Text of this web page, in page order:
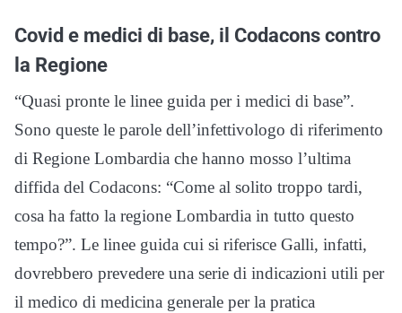
Covid e medici di base, il Codacons contro
la Regione
“Quasi pronte le linee guida per i medici di base”.
Sono queste le parole dell’infettivologo di riferimento
di Regione Lombardia che hanno mosso l’ultima
diffida del Codacons: “Come al solito troppo tardi,
cosa ha fatto la regione Lombardia in tutto questo
tempo?”. Le linee guida cui si riferisce Galli, infatti,
dovrebbero prevedere una serie di indicazioni utili per
il medico di medicina generale per la pratica